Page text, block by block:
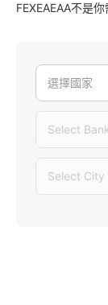
FEXEAEAA不是
選擇國家
Select
Select City